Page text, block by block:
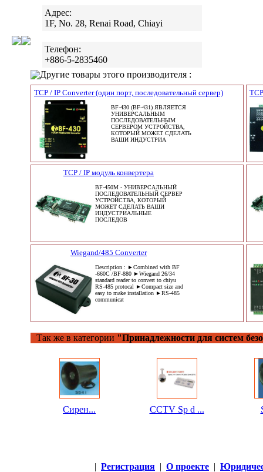
Адрес:
1F, No. 28, Renai Road, Chiayi
Телефон:
+886-5-2835460
Другие товары этого производителя :
TCP / IP Converter (один порт, последовательный сервер)
BF-430 (BF-431) ЯВЛЯЕТСЯ
УНИВЕРСАЛЬНЫМ
ПОСЛЕДОВАТЕЛЬНЫМ
СЕРВЕРОМ УСТРОЙСТВА,
КОТОРЫЙ МОЖЕТ СДЕЛАТЬ
ВАШИ ИНДУСТРИА
TCP / IP модуль конвертера
BF-450M - УНИВЕРСАЛЬНЫЙ
ПОСЛЕДОВАТЕЛЬНЫЙ СЕРВЕР
УСТРОЙСТВА, КОТОРЫЙ
МОЖЕТ СДЕЛАТЬ ВАШИ
ИНДУСТРИАЛЬНЫЕ
ПОСЛЕДОВ
Wiegand/485 Converter
Description : ►Combined with BF
-660C /BF-880 ►Wiegand 26/34
standard reader to convert to chiyu
RS-485 protocal ►Compact size and
easy to make installation ►RS-485
communicat
Так же в категории "Принадлежности для систем
Сирен... CCTV Sp d ...
| Регистрация | О проекте |